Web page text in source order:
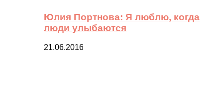
Юлия Портнова: Я люблю, когда
люди улыбаются
21.06.2016